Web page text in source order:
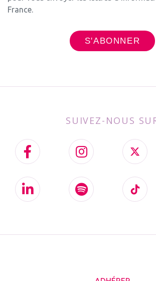
France.
SUIVEZ-NOUS